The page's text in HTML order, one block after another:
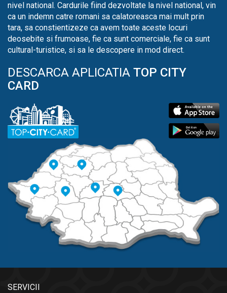
nivel national. Cardurile fiind dezvoltate la nivel national, vin
ca un indemn catre romani sa calatoreasca mai mult prin
tara, sa constientizeze ca avem toate aceste locuri
deosebite si frumoase, fie ca sunt comerciale, fie ca sunt
cultural-turistice, si sa le descopere in mod direct.
DESCARCA APLICATIA TOP CITY
CARD
SERVICII